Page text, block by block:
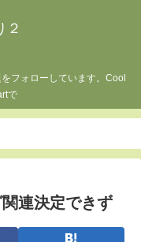
２
フォローしています。Cool
で
連決定できず